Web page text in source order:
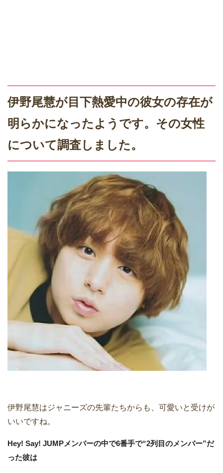
伊野尾慧が目下熱愛中の彼女の存在が
明らかになったようです。その女性
について調査しました。
伊野尾慧はジャニーズの先輩たちからも、可愛いと受けが
いいですね。
Hey! Say! JUMPメンバーの中で6番手で“2列目のメンバー”だ
った彼は